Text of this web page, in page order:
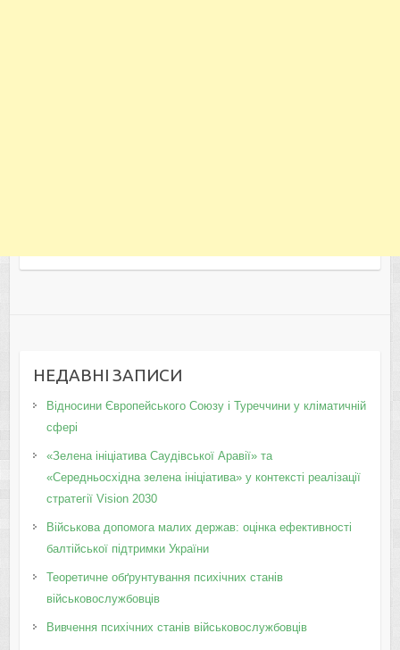
НЕДАВНІ ЗАПИСИ
Відносини Європейського Союзу і Туреччини у кліматичній
сфері
«Зелена ініціатива Саудівської Аравії» та
«Середньосхідна зелена ініціатива» у контексті реалізації
стратегії Vision 2030
Військова допомога малих держав: оцінка ефективності
балтійської підтримки України
Теоретичне обґрунтування психічних станів
військовослужбовців
Вивчення психічних станів військовослужбовців